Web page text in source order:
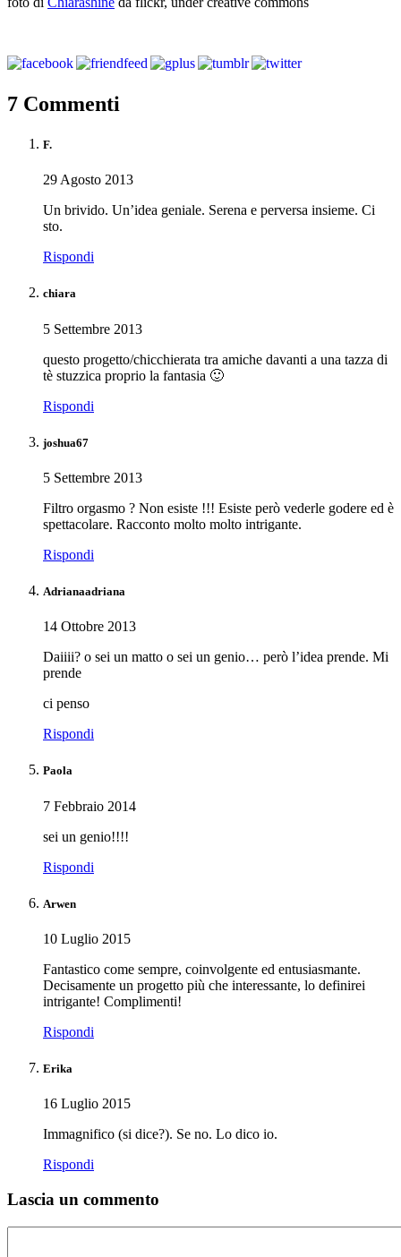
7 Commenti
F.
29 Agosto 2013
Un brivido. Un’idea geniale. Serena e perversa insieme. Ci
sto.
Rispondi
chiara
5 Settembre 2013
questo progetto/chicchierata tra amiche davanti a una tazza di
tè stuzzica proprio la fantasia 🙂
Rispondi
joshua67
5 Settembre 2013
Filtro orgasmo ? Non esiste !!! Esiste però vederle godere ed è
spettacolare. Racconto molto molto intrigante.
Rispondi
Adrianaadriana
14 Ottobre 2013
Daiiii? o sei un matto o sei un genio… però l’idea prende. Mi
prende
ci penso
Rispondi
Paola
7 Febbraio 2014
sei un genio!!!!
Rispondi
Arwen
10 Luglio 2015
Fantastico come sempre, coinvolgente ed entusiasmante.
Decisamente un progetto più che interessante, lo definirei
intrigante! Complimenti!
Rispondi
Erika
16 Luglio 2015
Immagnifico (si dice?). Se no. Lo dico io.
Rispondi
Lascia un commento